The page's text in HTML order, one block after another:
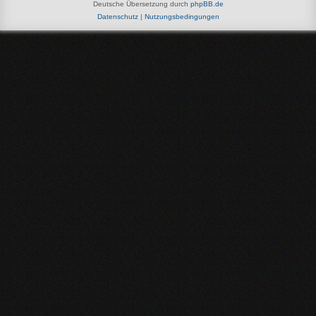
Deutsche Übersetzung durch phpBB.de
Datenschutz| Nutzungsbedingungen